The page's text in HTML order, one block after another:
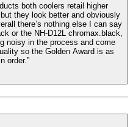
both coolers retail higher
they look better and obviously
there’s nothing else I can say
or the NH-D12L chromax.black,
noisy in the process and come
so the Golden Award is as
order.”